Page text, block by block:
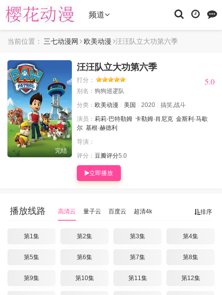
频道
当前位置： 三七动漫网 欧美动漫 汪汪队立大功第六季
完结
汪汪队立大功第六季
打分： 5.0
别名： 狗狗巡逻队
分类： 欧美动漫 美国 2020
搞笑,战斗
演员： 莉莉·巴特勒姆 卡勒姆·肖尼克 金斯利·马歇
尔 基根·赫德利
导演：
评分： 豆瓣评分5.0
立即播放
排序
播放线路 高清云 量子云 百度云 超清4k
第1集 第2集 第3集 第4集
第5集 第6集 第7集 第8集
第9集 第10集 第11集 第12集